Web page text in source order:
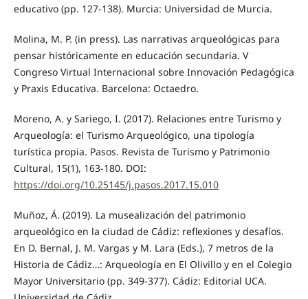
educativo (pp. 127-138). Murcia: Universidad de Murcia.
Molina, M. P. (in press). Las narrativas arqueológicas para
pensar históricamente en educación secundaria. V
Congreso Virtual Internacional sobre Innovación Pedagógica
y Praxis Educativa. Barcelona: Octaedro.
Moreno, A. y Sariego, I. (2017). Relaciones entre Turismo y
Arqueología: el Turismo Arqueológico, una tipología
turística propia. Pasos. Revista de Turismo y Patrimonio
Cultural, 15(1), 163-180. DOI:
https://doi.org/10.25145/j.pasos.2017.15.010
Muñoz, Á. (2019). La musealización del patrimonio
arqueológico en la ciudad de Cádiz: reflexiones y desafíos.
En D. Bernal, J. M. Vargas y M. Lara (Eds.), 7 metros de la
Historia de Cádiz…: Arqueología en El Olivillo y en el Colegio
Mayor Universitario (pp. 349-377). Cádiz: Editorial UCA.